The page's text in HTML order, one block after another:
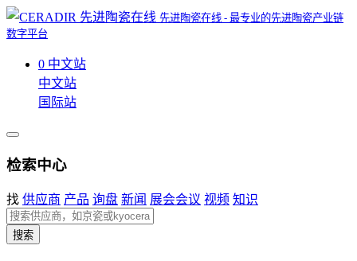
先进陶瓷在线 - 最专业的先进陶瓷产业链
数字平台
0 中文站
中文站
国际站
检索中心
找 供应商 产品 询盘 新闻 展会会议 视频 知识
搜索